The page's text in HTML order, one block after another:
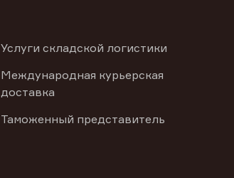
Услуги складской логистики
Международная курьерская
доставка
Таможенный представитель